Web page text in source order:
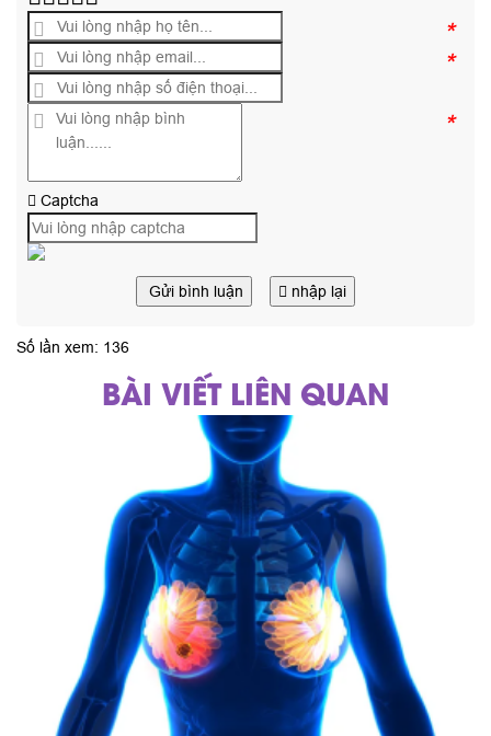
*
*
*
Captcha
Gửi bình luận nhập lại
Số lần xem: 136
BÀI VIẾT LIÊN QUAN